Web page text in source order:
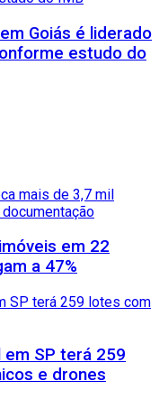
Goiás é liderado
estudo do
em 22
a 47%
em SP terá 259
e drones